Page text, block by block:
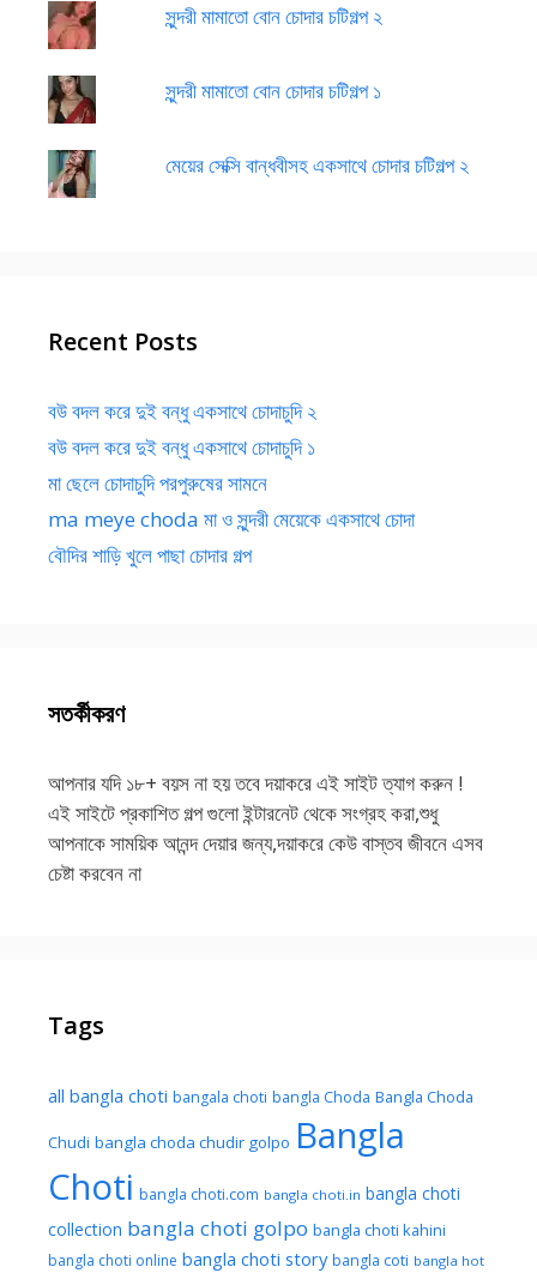
সুন্দরী মামাতো বোন চোদার চটিগল্প ২
সুন্দরী মামাতো বোন চোদার চটিগল্প ১
মেয়ের সেক্সি বান্ধবীসহ একসাথে চোদার চটিগল্প ২
Recent Posts
বউ বদল করে দুই বন্ধু একসাথে চোদাচুদি ২
বউ বদল করে দুই বন্ধু একসাথে চোদাচুদি ১
মা ছেলে চোদাচুদি পরপুরুষের সামনে
ma meye choda মা ও সুন্দরী মেয়েকে একসাথে চোদা
বৌদির শাড়ি খুলে পাছা চোদার গল্প
সতর্কীকরণ
আপনার যদি ১৮+ বয়স না হয় তবে দয়াকরে এই সাইট ত্যাগ করুন !
এই সাইটে প্রকাশিত গল্প গুলো ইন্টারনেট থেকে সংগ্রহ করা,শুধু
আপনাকে সাময়িক আনন্দ দেয়ার জন্য,দয়াকরে কেউ বাস্তব জীবনে এসব
চেষ্টা করবেন না
Tags
all bangla choti bangala choti bangla Choda Bangla Choda
Chudi bangla choda chudir golpo Bangla
Choti bangla choti.com bangla choti.in bangla choti
collection bangla choti golpo bangla choti kahini
bangla choti online bangla choti story bangla coti bangla hot